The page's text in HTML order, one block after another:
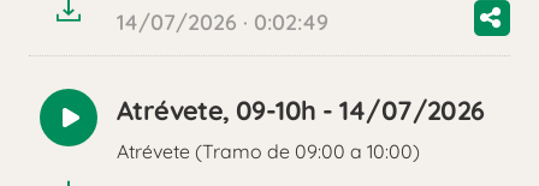
14/07/2026 · 0:02:49
Reproducir
audio
Atrévete, 09-10h - 14/07/2026
Atrévete (Tramo de 09:00 a 10:00)